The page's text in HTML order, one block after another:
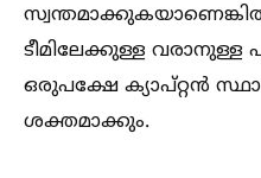
ടീമിലേക്കുള്ള വരാനുള്ള
ഒരുപക്ഷേ ക്യാപ്റ്റൻ
ശക്തമാക്കും.